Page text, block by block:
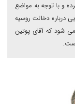
و با توجه به مواضع
درباره دخالت روسیه
شود که آقای پوتین